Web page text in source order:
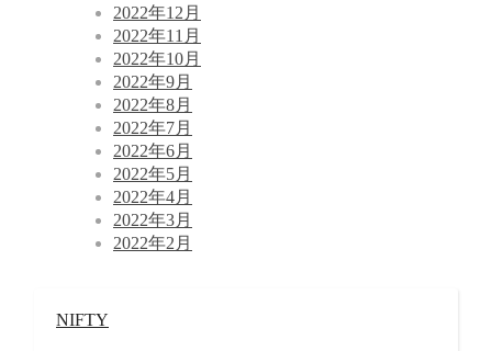
2022年12月
2022年11月
2022年10月
2022年9月
2022年8月
2022年7月
2022年6月
2022年5月
2022年4月
2022年3月
2022年2月
NIFTY